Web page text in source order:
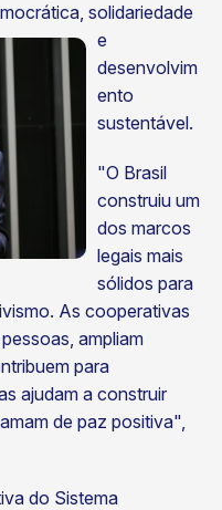
solidariedade
e
desenvolvim
ento
sustentável.
"O Brasil
construiu um
dos marcos
legais mais
sólidos para
As cooperativas
ampliam
para
ajudam a construir
de paz positiva",
do Sistema